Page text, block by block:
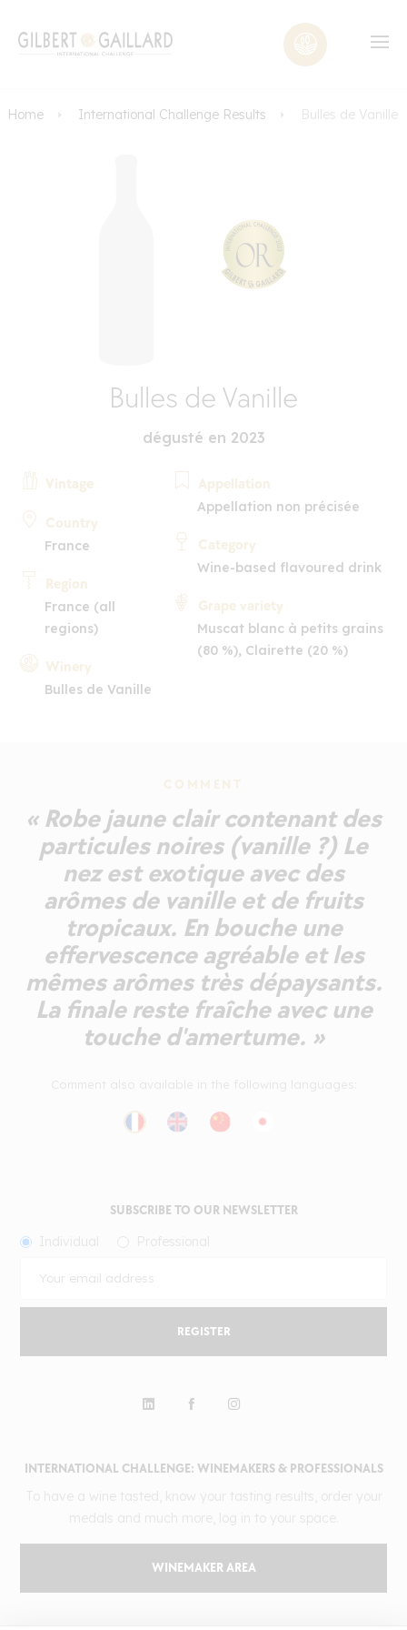
Home International Challenge Results Bulles de Vanille
Bulles de Vanille
dégusté en 2023
Vintage
Country
France
Region
France (all
regions)
Winery
Bulles de Vanille
Appellation
Appellation non précisée
Category
Wine-based flavoured drink
Grape variety
Muscat blanc à petits grains
(80 %), Clairette (20 %)
COMMENT
« Robe jaune clair contenant des
particules noires (vanille ?) Le
nez est exotique avec des
arômes de vanille et de fruits
tropicaux. En bouche une
effervescence agréable et les
mêmes arômes très dépaysants.
La finale reste fraîche avec une
touche d'amertume. »
INTERNATIONAL CHALLENGE: WINEMAKERS & PROFESSIONALS
WINEMAKER AREA
SUBSCRIBE TO OUR NEWSLETTER
REGISTER